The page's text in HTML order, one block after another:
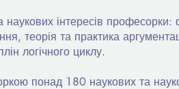
інтересів професорки:
теорія та практика
логічного циклу.
понад 180 наукових та